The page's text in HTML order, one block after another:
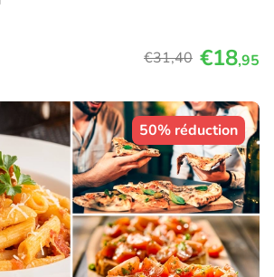
€31,40 €18,95
50% réduction